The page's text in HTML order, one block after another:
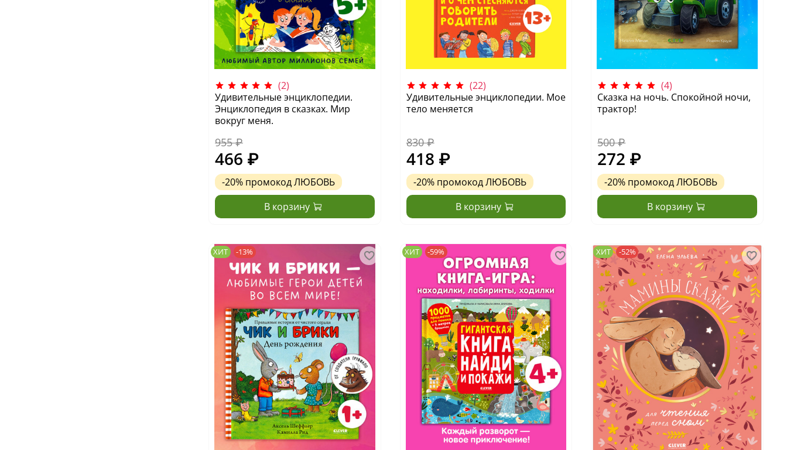
(2)
Удивительные энциклопедии.
Энциклопедия в сказках. Мир
вокруг меня.
955 ₽
466 ₽
-20% промокодЛЮБОВЬ
В корзину
(22)
Удивительные энциклопедии. Мое
тело меняется
830 ₽
418 ₽
-20% промокодЛЮБОВЬ
В корзину
(4)
Сказка на ночь. Спокойной ночи,
трактор!
500 ₽
272 ₽
-20% промокодЛЮБОВЬ
В корзину
ХИТ -13% ХИТ -59% ХИТ -52%